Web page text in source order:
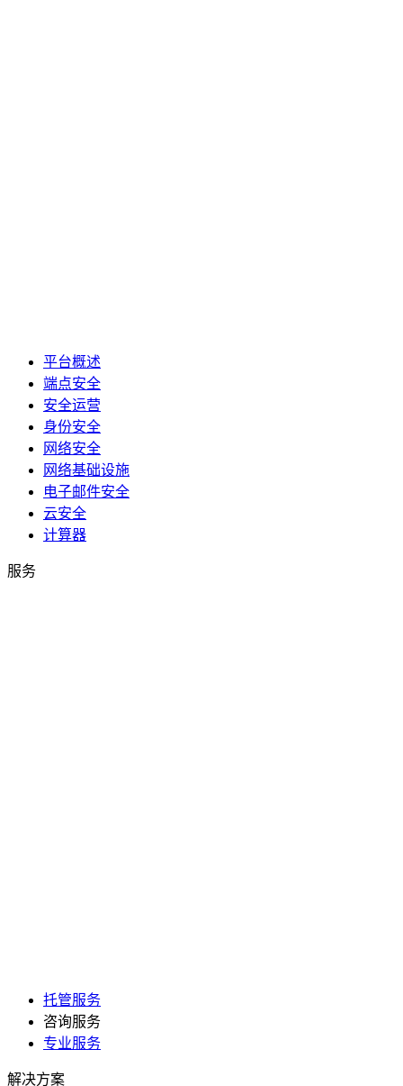
平台概述
端点安全
安全运营
身份安全
网络安全
网络基础设施
电子邮件安全
云安全
计算器
服务
托管服务
咨询服务
专业服务
解决方案